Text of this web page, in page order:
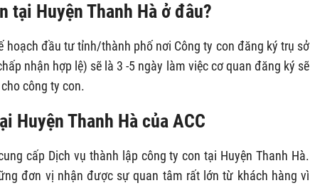
tại Huyện Thanh Hà ở đâu?
hoạch đầu tư tỉnh/thành phố nơi Công ty con đăng ký trụ sở
nhận hợp lệ) sẽ là 3 -5 ngày làm việc cơ quan đăng ký sẽ
công ty con.
Huyện Thanh Hà của ACC
cấp Dịch vụ thành lập công ty con tại Huyện Thanh Hà.
đơn vị nhận được sự quan tâm rất lớn từ khách hàng vì